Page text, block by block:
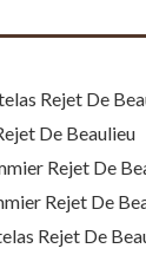
Rejet De
De Beaulieu
Rejet De
Rejet De
Rejet De